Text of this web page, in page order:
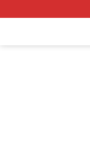
ke